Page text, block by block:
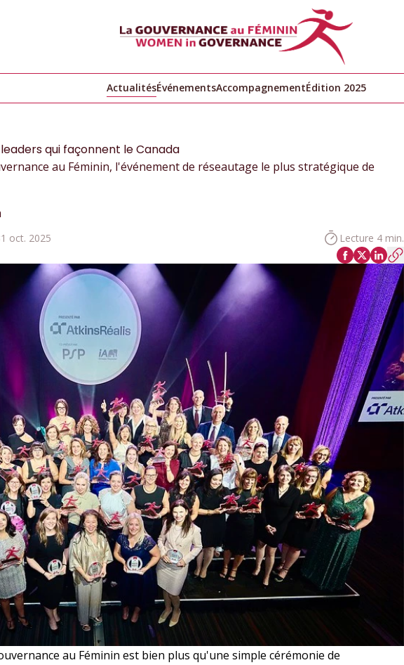
ActualitésÉvénementsAccompagnementÉdition 2025
qui façonnent le Canada
au Féminin, l'événement de réseautage le plus stratégique de
oct. 2025 Lecture 4 min.
au Féminin est bien plus qu'une simple cérémonie de